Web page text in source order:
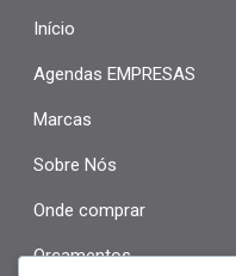
Início
Agendas EMPRESAS
Marcas
Sobre Nós
Onde comprar
Orçamentos